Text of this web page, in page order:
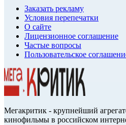
Заказать рекламу
Условия перепечатки
О сайте
Лицензионное соглашение
Частые вопросы
Пользовательское
Мегакритик - крупнейший
кинофильмы в российском